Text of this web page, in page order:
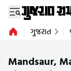
ગુજરાત
Mandsaur,